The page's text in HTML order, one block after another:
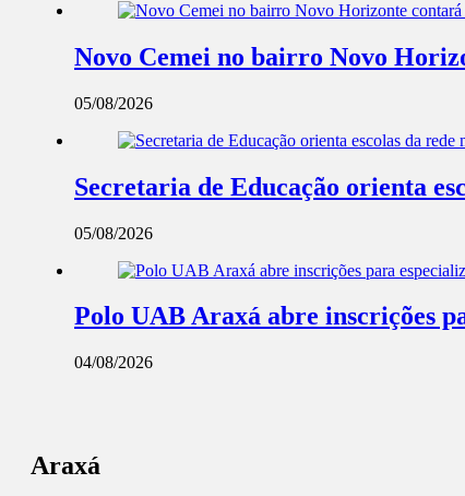
Novo Cemei no bairro Novo
05/08/2026
Secretaria de Educação orienta
05/08/2026
Polo UAB Araxá abre inscrições
04/08/2026
Araxá